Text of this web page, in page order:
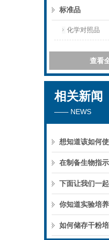
标准品
化学对照品
查看
相关新闻
—— NEWS